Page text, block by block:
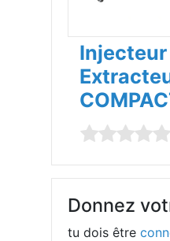
Injecteur
Donnez
tu dois être